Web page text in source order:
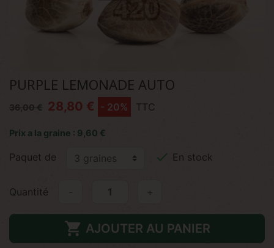
PURPLE LEMONADE AUTO
36,00 € 28,80 € - 20% TTC
Prix a la graine : 9,60 €
Paquet de  En stock
Quantité +
 AJOUTER AU PANIER